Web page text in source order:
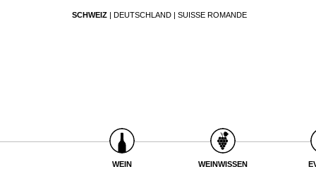
WINZER
WEINE DES MONATS
WEINLEXIKON
SCHWEIZ | DEUTSCHLAND | SUISSE ROMANDE
WEIN WEINWISSEN